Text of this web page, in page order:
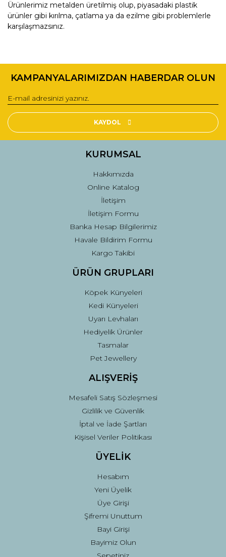
Ürünlerimiz metalden üretilmiş olup, piyasadaki plastik
ürünler gibi kırılma, çatlama ya da ezilme gibi problemlerle
karşılaşmazsınız.
konularda yetersiz gördüğünüz noktaları öneri formunu
Görüş ve önerileriniz için teşekkür ederiz.
Ürün resmi kalitesiz, bozuk veya görüntülenemiyor.
Ürün açıklamasında eksik bilgiler bulunuyor.
Ürün fiyatı diğer sitelerden daha pahalı.
Gönder
KAMPANYALARIMIZDAN HABERDAR OLUN
KAYDOL
KURUMSAL
Hakkımızda
Online Katalog
İletişim
İletişim Formu
Banka Hesap Bilgilerimiz
Havale Bildirim Formu
Kargo Takibi
ÜRÜN GRUPLARI
Köpek Künyeleri
Kedi Künyeleri
Uyarı Levhaları
Hediyelik Ürünler
Tasmalar
Pet Jewellery
ALIŞVERİŞ
Mesafeli Satış Sözleşmesi
Gizlilik ve Güvenlik
İptal ve İade Şartları
Kişisel Veriler Politikası
ÜYELİK
Hesabım
Yeni Üyelik
Üye Girişi
Şifremi Unuttum
Bayi Girişi
Bayimiz Olun